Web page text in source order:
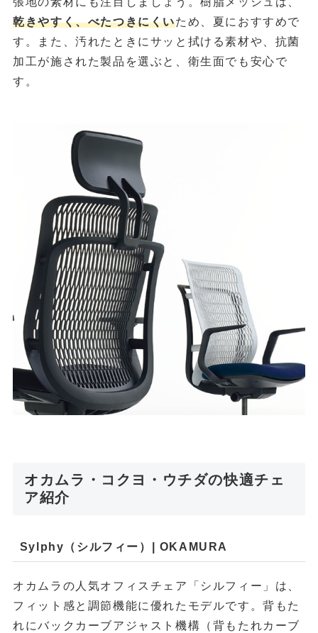
乾きやすく、べたつきにくいため、夏におすすめで
す。また、汚れたときにサッと拭ける素材や、抗菌
加工が施された製品を選ぶと、衛生面でも安心で
す。
オカムラ・コクヨ・ウチダの快適チェ
ア紹介
Sylphy（シルフィー）| OKAMURA
オカムラの人気オフィスチェア「シルフィー」は、
フィット感と調節機能に優れたモデルです。背もた
れにバックカーブアジャスト機構（背もたれカーブ